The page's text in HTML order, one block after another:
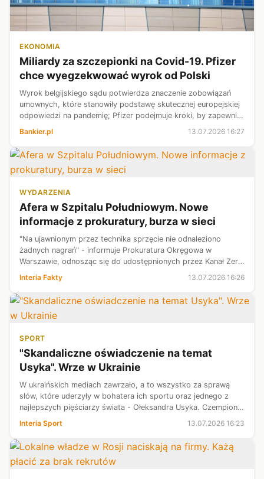
EKONOMIA
Miliardy za szczepionki na Covid-19. Pfizer
chce wyegzekwować wyrok od Polski
Wyrok belgijskiego sądu potwierdza znaczenie zobowiązań
umownych, które stanowiły podstawę skutecznej europejskiej
odpowiedzi na pandemię; Pfizer podejmuje kroki, by zapewnić
mechanizmów egzekucyj...
Bankier.pl 13.07.2026 16:27
WYDARZENIA
Afera w Szpitalu Południowym. Nowe
informacje z prokuratury, burza w sieci
"Na ujawnionym przez technika sprzęcie nie odnaleziono
żadnych nagrań" - informuje Prokuratura Okręgowa w
Warszawie, odnosząc się do udostępnionych przez Kanał Zero
sam technik został już przes...
Interia Fakty 13.07.2026 16:26
SPORT
"Skandaliczne oświadczenie na temat
Usyka". Wrze w Ukrainie
W ukraińskich mediach zawrzało, a to wszystko za sprawą
słów, które uderzyły w bohatera ich sportu oraz jednego z
najlepszych pięściarzy świata - Ołeksandra Usyka. Czempion z
pojedynku z Amerykani...
Interia Sport 13.07.2026 16:23